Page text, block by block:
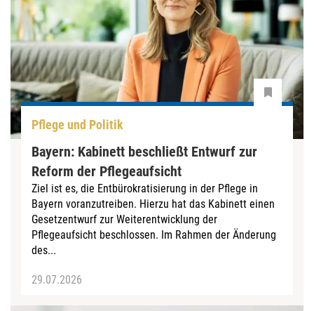
Pflege und Politik
Bayern: Kabinett beschließt Entwurf zur
Reform der Pflegeaufsicht
Ziel ist es, die Entbürokratisierung in der Pflege in
Bayern voranzutreiben. Hierzu hat das Kabinett einen
Gesetzentwurf zur Weiterentwicklung der
Pflegeaufsicht beschlossen. Im Rahmen der Änderung
des...
29.07.2026